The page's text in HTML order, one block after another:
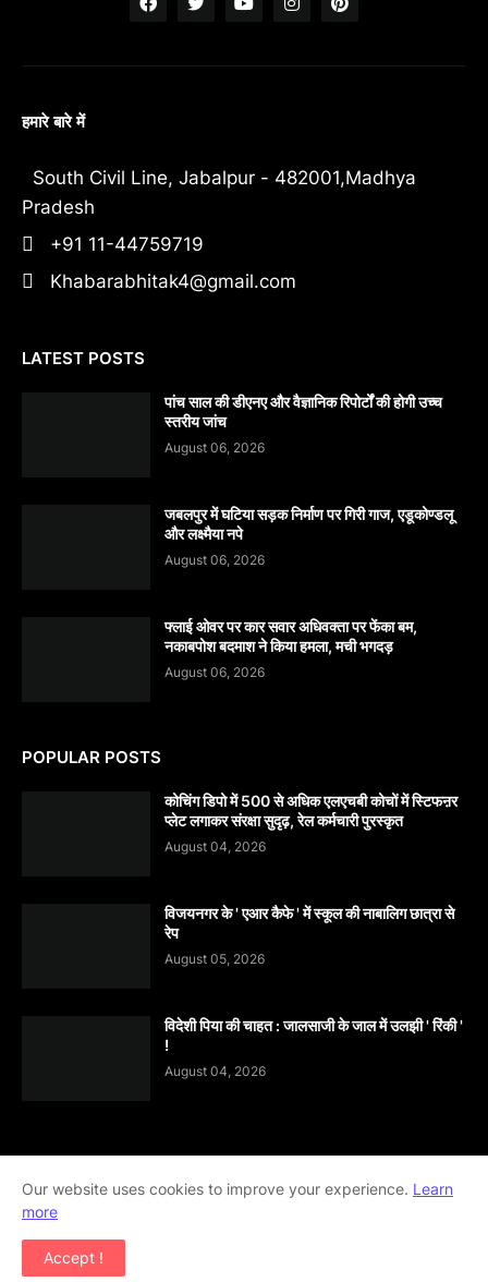
हमारे बारे में
South Civil Line, Jabalpur - 482001,Madhya
Pradesh
+91 11-44759719
Khabarabhitak4@gmail.com
LATEST POSTS
पांच साल की डीएनए और वैज्ञानिक रिपोर्टों की होगी उच्च
स्तरीय जांच
August 06, 2026
जबलपुर में घटिया सड़क निर्माण पर गिरी गाज, एडूकोण्डलू
और लक्ष्मैया नपे
August 06, 2026
फ्लाई ओवर पर कार सवार अधिवक्ता पर फेंका बम,
नकाबपोश बदमाश ने किया हमला, मची भगदड़
August 06, 2026
POPULAR POSTS
कोचिंग डिपो में 500 से अधिक एलएचबी कोचों में स्टिफऩर
प्लेट लगाकर संरक्षा सुदृढ़, रेल कर्मचारी पुरस्कृत
August 04, 2026
विजयनगर के ' एआर कैफे ' में स्कूल की नाबालिग छात्रा से
रेप
August 05, 2026
विदेशी पिया की चाहत : जालसाजी के जाल में उलझी ' रिंकी '
!
August 04, 2026
Home About contact-us
Disclaimer
Our website uses cookies to improve your experience. Learn
more
Accept !